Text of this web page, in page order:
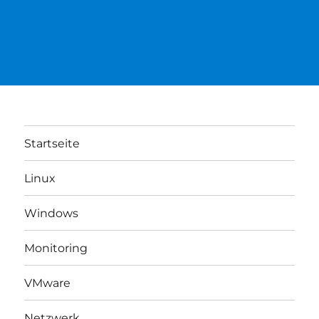
Startseite
Linux
Windows
Monitoring
VMware